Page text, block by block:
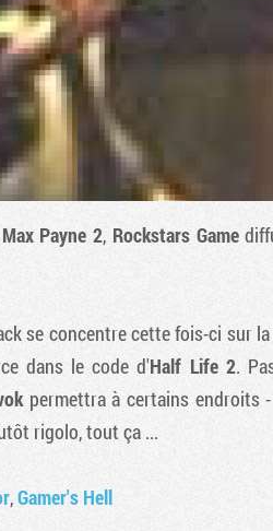
Max Payne 2, Rockstars Game
se concentre cette fois-ci sur
dans le code d'Half Life 2.
permettra à certains endroits
rigolo, tout ça ...
,Gamer's Hell